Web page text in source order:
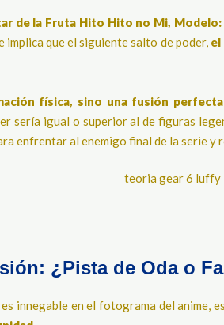
de la Fruta Hito Hito no Mi, Modelo:
implica que el siguiente salto de poder, el
física, sino una fusión
sería igual o superior al de figuras
enfrentar al enemigo final de la serie
¿Pista de Oda o
innegable en el fotograma del anime,